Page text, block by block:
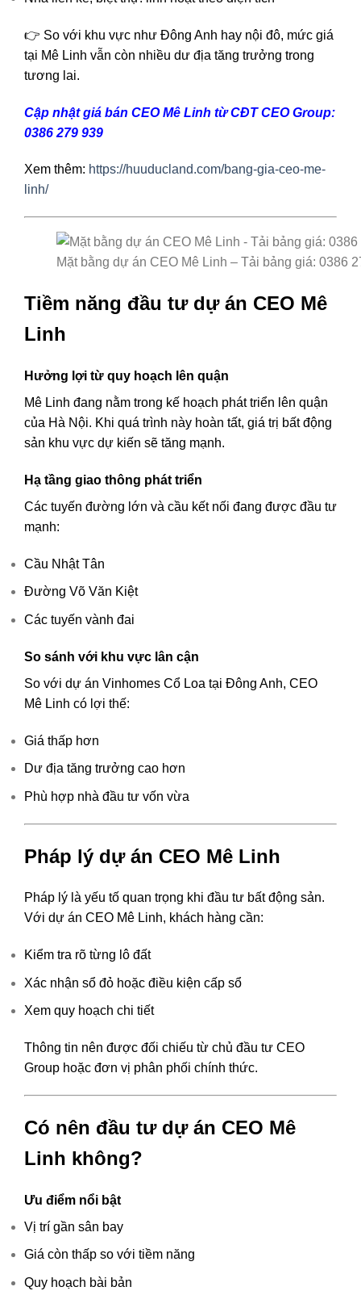
👉 So với khu vực như Đông Anh hay nội đô, mức giá
tại Mê Linh vẫn còn nhiều dư địa tăng trưởng trong
tương lai.
Cập nhật giá bán CEO Mê Linh từ CĐT CEO Group:
0386 279 939
Xem thêm: https://huuducland.com/bang-gia-ceo-me-
linh/
Mặt bằng dự án CEO Mê Linh – Tải bảng giá: 0386
Tiềm năng đầu tư dự án CEO Mê
Linh
Hưởng lợi từ quy hoạch lên quận
Mê Linh đang nằm trong kế hoạch phát triển lên quận
của Hà Nội. Khi quá trình này hoàn tất, giá trị bất động
sản khu vực dự kiến sẽ tăng mạnh.
Hạ tầng giao thông phát triển
Các tuyến đường lớn và cầu kết nối đang được đầu tư
mạnh:
Cầu Nhật Tân
Đường Võ Văn Kiệt
Các tuyến vành đai
So sánh với khu vực lân cận
So với dự án Vinhomes Cổ Loa tại Đông Anh, CEO
Mê Linh có lợi thế:
Giá thấp hơn
Dư địa tăng trưởng cao hơn
Phù hợp nhà đầu tư vốn vừa
Pháp lý dự án CEO Mê Linh
Pháp lý là yếu tố quan trọng khi đầu tư bất động sản.
Với dự án CEO Mê Linh, khách hàng cần:
Kiểm tra rõ từng lô đất
Xác nhận sổ đỏ hoặc điều kiện cấp sổ
Xem quy hoạch chi tiết
Thông tin nên được đối chiếu từ chủ đầu tư CEO
Group hoặc đơn vị phân phối chính thức.
Có nên đầu tư dự án CEO Mê
Linh không?
Ưu điểm nổi bật
Vị trí gần sân bay
Giá còn thấp so với tiềm năng
Quy hoạch bài bản